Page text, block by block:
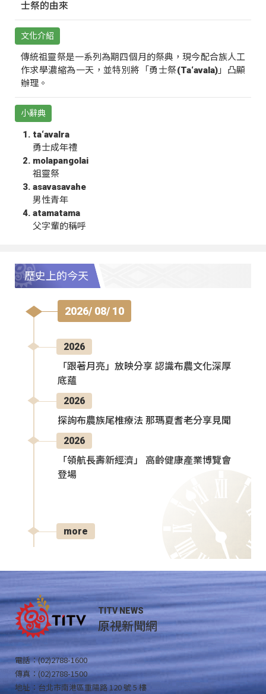
士祭的由來
文化介紹
傳統祖靈祭是一系列為期四個月的祭典，現今配合族人工
作求學濃縮為一天，並特別將「勇士祭(Ta‘avala)」凸顯
辦理。
小辭典
ta‘avalra
勇士成年禮
molapangolai
祖靈祭
asavasavahe
男性青年
atamatama
父字輩的稱呼
歷史上的今天
2026/ 08/ 10
2026
「跟著月亮」放映分享 認識布農文化深厚
底蘊
2026
探詢布農族尾椎療法 那瑪夏耆老分享見聞
2026
「領航長壽新經濟」 高齡健康產業博覽會
登場
more
TITV NEWS
原視新聞網
電話：(02)2788-1600
傳真：(02)2788-1500
地址：台北市南港區重陽路 120 號 5 樓